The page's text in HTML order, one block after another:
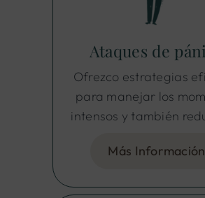
Ataques de
Ofrezco estrategias
para manejar los
intensos y también
Más Información